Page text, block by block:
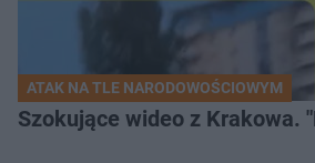
ATAK NA TLE NARODOWOŚCIOWYM
Szokujące wideo z Krakowa.